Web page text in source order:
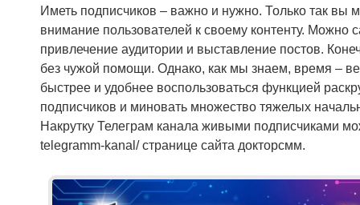
Иметь подписчиков – важно и нужно. Только так вы
внимание пользователей к своему контенту. Можно
привлечение аудитории и выставление постов.
без чужой помощи. Однако, как мы знаем, время –
быстрее и удобнее воспользоваться функцией
подписчиков и миновать множество тяжелых
Накрутку Телеграм канала живыми подписчиками
telegramm-kanal/ странице сайта докторсмм.